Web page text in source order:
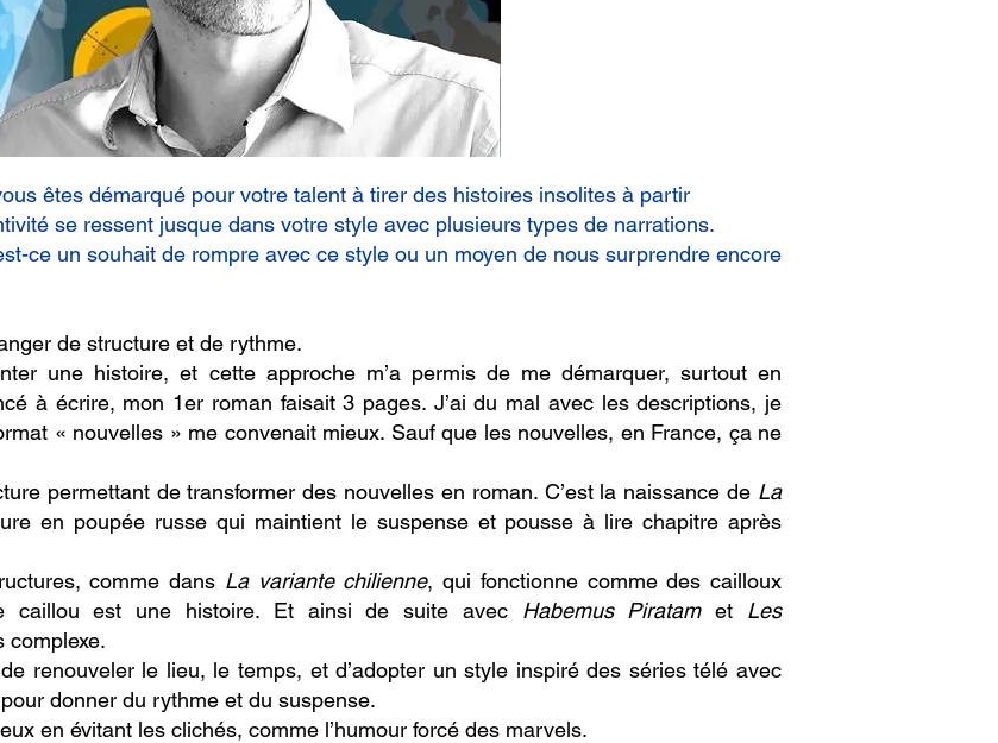
êtes démarqué pour votre talent à tirer des histoires insolites à partir
se ressent jusque dans votre style avec plusieurs types de narrations.
ce un souhait de rompre avec ce style ou un moyen de nous surprendre encore
de structure et de rythme.
une histoire, et cette approche m’a permis de me démarquer, surtout en
à écrire, mon 1er roman faisait 3 pages. J’ai du mal avec les descriptions, je
« nouvelles » me convenait mieux. Sauf que les nouvelles, en France, ça ne
permettant de transformer des nouvelles en roman. C’est la naissance de La
en poupée russe qui maintient le suspense et pousse à lire chapitre après
comme dans La variante chilienne, qui fonctionne comme des cailloux
caillou est une histoire. Et ainsi de suite avec Habemus Piratamet Les
complexe.
renouveler le lieu, le temps, et d’adopter un style inspiré des séries télé avec
donner du rythme et du suspense.
en évitant les clichés, comme l’humour forcé des marvels.